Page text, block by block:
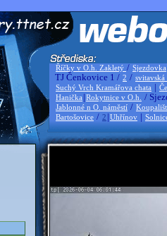
Říčky v O.h. Zakletý / Sjezdovka
TJ Čenkovice 1 / 2 / svitavská
Suchý Vrch Kramářova chata |
Hanička |Rokytnice v O.h. /
Jablonné n O. náměstí /
Bartošovice / 2 |Uhřínov |